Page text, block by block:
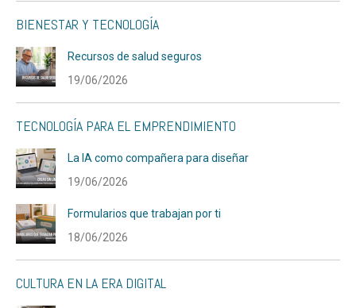
BIENESTAR Y TECNOLOGÍA
Recursos de salud seguros
19/06/2026
TECNOLOGÍA PARA EL EMPRENDIMIENTO
La IA como compañera para diseñar
19/06/2026
Formularios que trabajan por ti
18/06/2026
CULTURA EN LA ERA DIGITAL